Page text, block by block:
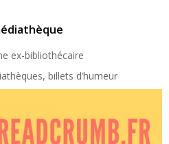
ex-bibliothécaire
billets d’humeur